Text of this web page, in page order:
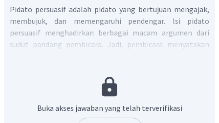
Pidato persuasif adalah pidato yang bertujuan mengajak,
membujuk, dan memengaruhi pendengar. lsi pidato
persuasif menghadirkan berbagai macam argumen dari
sudut pandang pembicara. Jadi, pembicara menyatakan
Struktur teks pidato persuasif di bangun oleh tiga unsur
utama, yaitu sebagai berikut.
Buka akses jawaban yang telah terverifikasi